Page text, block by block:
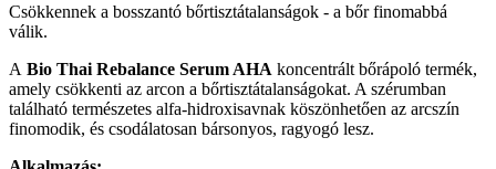
Csökkennek a bosszantó bőrtisztátalanságok - a bőr finomabbá
válik.
A Bio Thai Rebalance Serum AHA koncentrált bőrápoló termék,
amely csökkenti az arcon a bőrtisztátalanságokat. A szérumban
található természetes alfa-hidroxisavnak köszönhetően az arcszín
finomodik, és csodálatosan bársonyos, ragyogó lesz.